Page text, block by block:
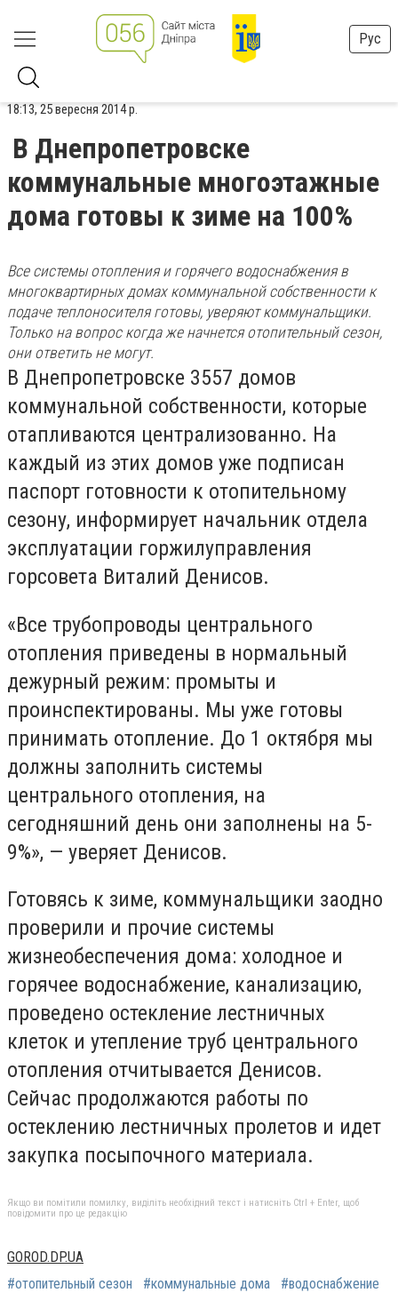
Рус
18:13, 25 вересня 2014 р.
В Днепропетровске
коммунальные многоэтажные
дома готовы к зиме на 100%
Все системы отопления и горячего водоснабжения в
многоквартирных домах коммунальной собственности к
подаче теплоносителя готовы, уверяют коммунальщики.
Только на вопрос когда же начнется отопительный сезон,
они ответить не могут.
В Днепропетровске 3557 домов
коммунальной собственности, которые
отапливаются централизованно. На
каждый из этих домов уже подписан
паспорт готовности к отопительному
сезону, информирует начальник отдела
эксплуатации горжилуправления
горсовета Виталий Денисов.
«Все трубопроводы центрального
отопления приведены в нормальный
дежурный режим: промыты и
проинспектированы. Мы уже готовы
принимать отопление. До 1 октября мы
должны заполнить системы
центрального отопления, на
сегодняшний день они заполнены на 5-
9%», — уверяет Денисов.
Готовясь к зиме, коммунальщики заодно
проверили и прочие системы
жизнеобеспечения дома: холодное и
горячее водоснабжение, канализацию,
проведено остекление лестничных
клеток и утепление труб центрального
отопления отчитывается Денисов.
Сейчас продолжаются работы по
остеклению лестничных пролетов и идет
закупка посыпочного материала.
Якщо ви помітили помилку, виділіть необхідний текст і натисніть Ctrl + Enter, щоб
повідомити про це редакцію
GOROD.DP.UA
#отопительный сезон
#коммунальные дома #водоснабжение